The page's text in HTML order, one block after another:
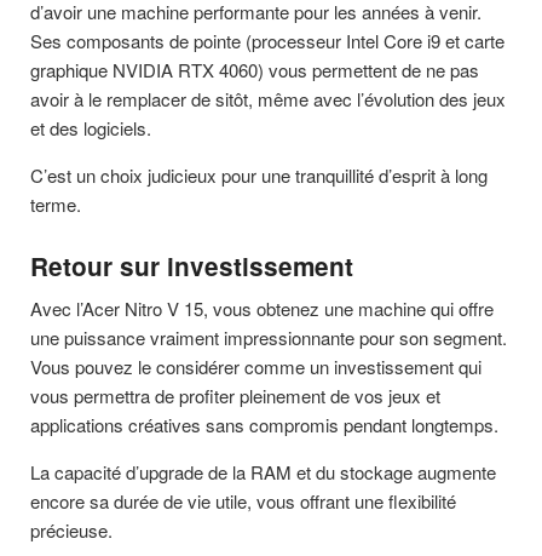
d’avoir une machine performante pour les années à venir.
Ses composants de pointe (processeur Intel Core i9 et carte
graphique NVIDIA RTX 4060) vous permettent de ne pas
avoir à le remplacer de sitôt, même avec l’évolution des jeux
et des logiciels.
C’est un choix judicieux pour une tranquillité d’esprit à long
terme.
Retour sur investissement
Avec l’Acer Nitro V 15, vous obtenez une machine qui offre
une puissance vraiment impressionnante pour son segment.
Vous pouvez le considérer comme un investissement qui
vous permettra de profiter pleinement de vos jeux et
applications créatives sans compromis pendant longtemps.
La capacité d’upgrade de la RAM et du stockage augmente
encore sa durée de vie utile, vous offrant une flexibilité
précieuse.